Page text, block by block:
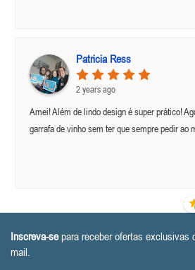
Patricia Ress
2 years ago
Amei! Além de lindo design é super prático!
garrafa de vinho sem ter que sempre pedir ao
Inscreva-separa receber ofertas exclusivas
mail.